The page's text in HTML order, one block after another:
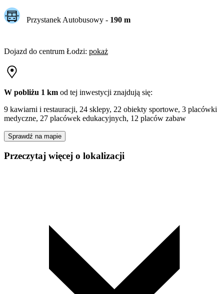
Przystanek Autobusowy - 190m
Dojazd do centrum Łodzi: pokaż
W pobliżu 1 km od tej inwestycji znajdują się:
9 kawiarni i restauracji, 24 sklepy, 22 obiekty sportowe, 3 placówki
medyczne, 27 placówek edukacyjnych, 12 placów zabaw
Sprawdź na mapie
Przeczytaj więcej o lokalizacji